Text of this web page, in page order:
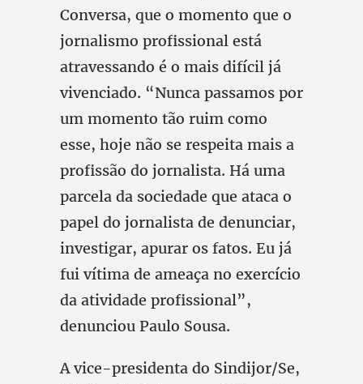
Conversa, que o momento que o
jornalismo profissional está
atravessando é o mais difícil já
vivenciado. “Nunca passamos por
um momento tão ruim como
esse, hoje não se respeita mais a
profissão do jornalista. Há uma
parcela da sociedade que ataca o
papel do jornalista de denunciar,
investigar, apurar os fatos. Eu já
fui vítima de ameaça no exercício
da atividade profissional”,
denunciou Paulo Sousa.
A vice-presidenta do Sindijor/Se,